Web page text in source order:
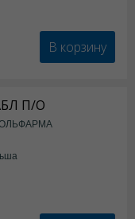
В корзину
П/О